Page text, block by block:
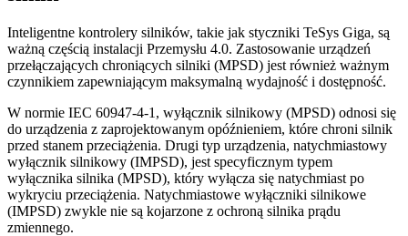
Inteligentne kontrolery silników, takie jak styczniki TeSys Giga, są
ważną częścią instalacji Przemysłu 4.0. Zastosowanie urządzeń
przełączających chroniących silniki (MPSD) jest również ważnym
czynnikiem zapewniającym maksymalną wydajność i dostępność.
W normie IEC 60947-4-1, wyłącznik silnikowy (MPSD) odnosi się
do urządzenia z zaprojektowanym opóźnieniem, które chroni silnik
przed stanem przeciążenia. Drugi typ urządzenia, natychmiastowy
wyłącznik silnikowy (IMPSD), jest specyficznym typem
wyłącznika silnika (MPSD), który wyłącza się natychmiast po
wykryciu przeciążenia. Natychmiastowe wyłączniki silnikowe
(IMPSD) zwykle nie są kojarzone z ochroną silnika prądu
zmiennego.